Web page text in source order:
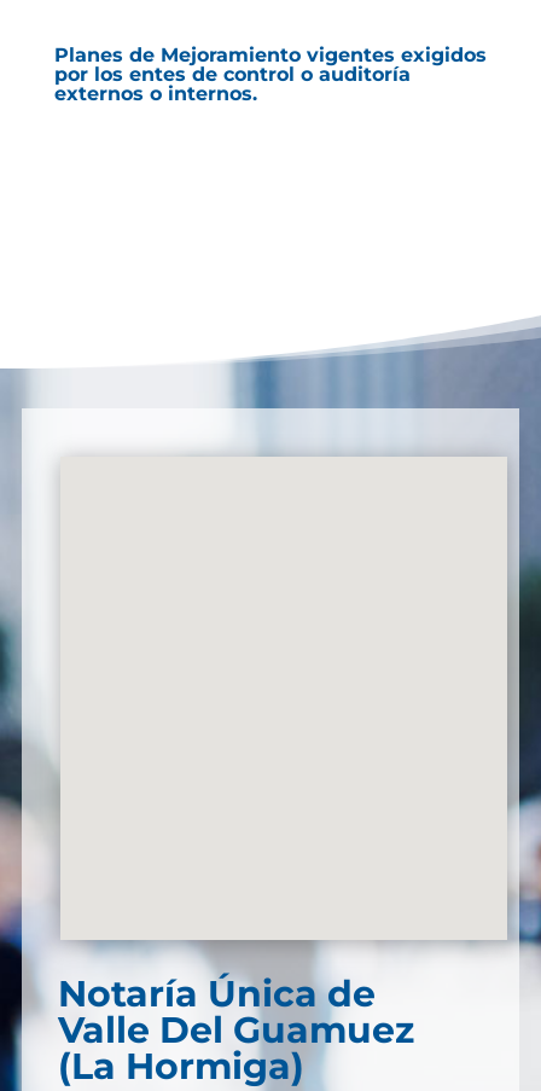
Planes de Mejoramiento vigentes exigidos
por los entes de control o auditoría
externos o internos.
Notaría Única de
Valle Del Guamuez
(La Hormiga)